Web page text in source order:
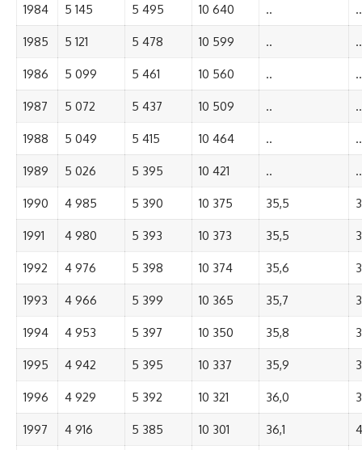
1984 5 145 5 495 10 640 .. ..
1985 5 121 5 478 10 599 .. ..
1986 5 099 5 461 10 560 .. ..
1987 5 072 5 437 10 509 .. ..
1988 5 049 5 415 10 464 .. ..
1989 5 026 5 395 10 421 .. ..
1990 4 985 5 390 10 375 35,5
1991 4 980 5 393 10 373 35,5
1992 4 976 5 398 10 374 35,6
1993 4 966 5 399 10 365 35,7
1994 4 953 5 397 10 350 35,8
1995 4 942 5 395 10 337 35,9
1996 4 929 5 392 10 321 36,0
1997 4 916 5 385 10 301 36,1